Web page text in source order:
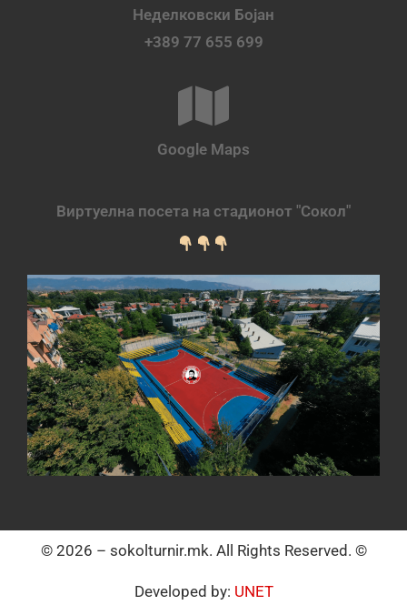
Неделковски Бојан
+389 77 655 699
Google Maps
Виртуелна посета на стадионот "Сокол"
© 2026 – sokolturnir.mk. All Rights Reserved. ©
Developed by: UNET